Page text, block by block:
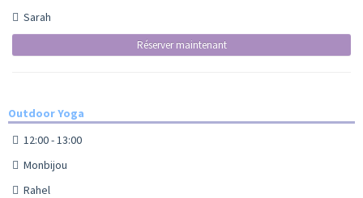
Sarah
Réserver maintenant
Outdoor Yoga
12:00 - 13:00
Monbijou
Rahel